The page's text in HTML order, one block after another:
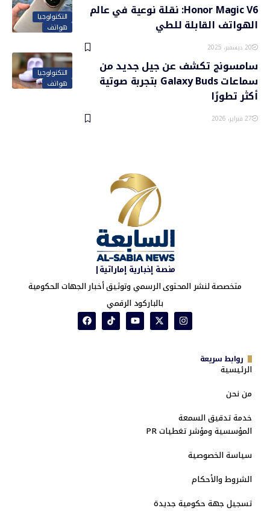
التكنولوجيا
هواتف
Honor Magic V6: نقلة نوعية في عالم
الهواتف القابلة للطي
20 ديسمبر، 2025
التكنولوجيا
هواتف
سامسونج تكشف عن جيل جديد من
سماعات Galaxy Buds بتجربة صوتية
أكثر تطورًا
27 فبراير، 2026
منصة إخبارية إماراتية|
متخصصة لنشر المحتوى الرسمي وتوثيق أخبار الجهات الحكومية
بالباركود الرقمي
روابط سريعة
الرئيسية
من نحن
خدمة تدقيق السمعة
المؤسسية ومؤشر تغطيات PR
سياسة الخصوصية
الشروط والأحكام
تسجيل جهة حكومية جديدة